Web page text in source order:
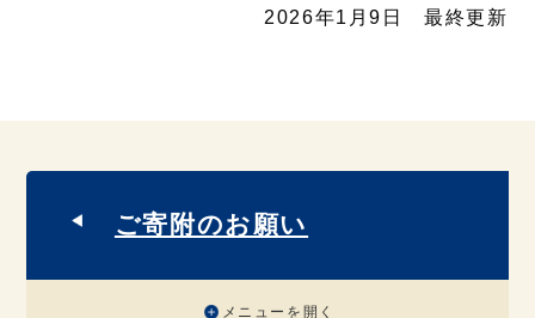
2026年1月9日 最終更新
ご寄附のお願い
メニューを開く